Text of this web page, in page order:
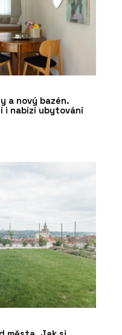
a nový bazén.
i nabízí ubytování